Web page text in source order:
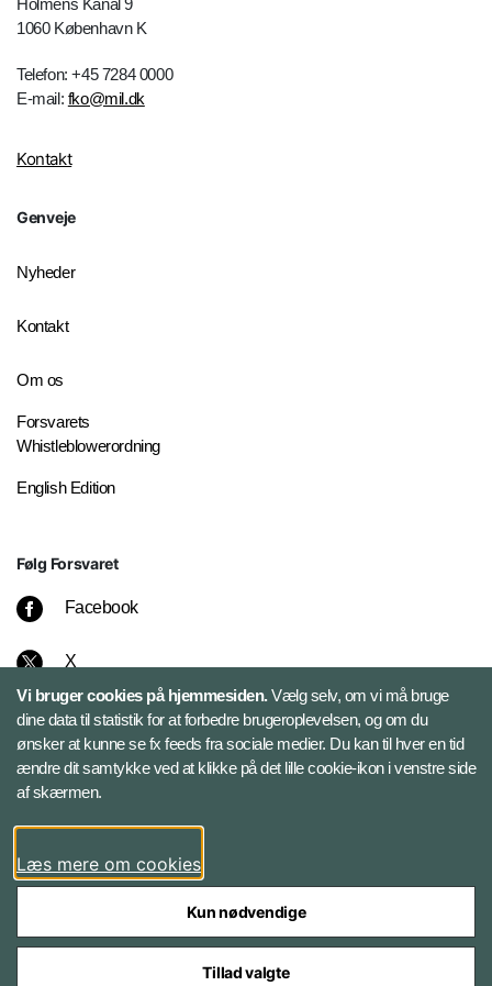
Holmens Kanal 9
1060 København K
Telefon: +45 7284 0000
E-mail: fko@mil.dk
Kontakt
Genveje
Nyheder
Kontakt
Om os
Forsvarets
Whistleblowerordning
English Edition
Følg Forsvaret
Facebook
X
Instagram
Bluesky
LinkedIn
Vi bruger cookies på hjemmesiden.Vælg selv, om vi må bruge
dine data til statistik for at forbedre brugeroplevelsen, og om du
ønsker at kunne se fx feeds fra sociale medier. Du kan til hver en tid
ændre dit samtykke ved at klikke på det lille cookie-ikon i venstre side
af skærmen.
Læs mere om cookies
Kun nødvendige
Tillad valgte